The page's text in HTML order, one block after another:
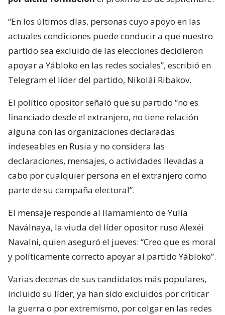
“En los últimos días, personas cuyo apoyo en las
actuales condiciones puede conducir a que nuestro
partido sea excluido de las elecciones decidieron
apoyar a Yábloko en las redes sociales”, escribió en
Telegram el líder del partido, Nikolái Ribakov.
El político opositor señaló que su partido “no es
financiado desde el extranjero, no tiene relación
alguna con las organizaciones declaradas
indeseables en Rusia y no considera las
declaraciones, mensajes, o actividades llevadas a
cabo por cualquier persona en el extranjero como
parte de su campaña electoral”.
El mensaje responde al llamamiento de Yulia
Naválnaya, la viuda del líder opositor ruso Alexéi
Navalni, quien aseguró el jueves: “Creo que es moral
y políticamente correcto apoyar al partido Yábloko”.
Varias decenas de sus candidatos más populares,
incluido su líder, ya han sido excluidos por criticar
la guerra o por extremismo, por colgar en las redes